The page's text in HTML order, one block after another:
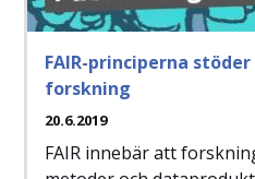
FAIR-principerna
forskning
20.6.2019
FAIR innebär att